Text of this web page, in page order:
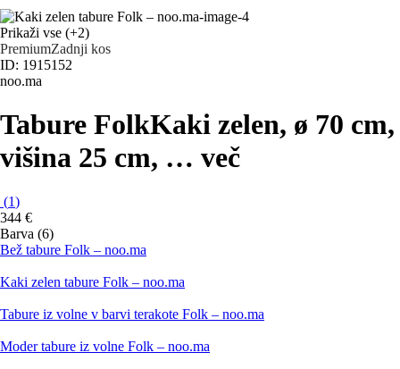
Prikaži vse (+2)
PremiumZadnji kos
ID: 1915152
noo.ma
Tabure FolkKaki zelen, ø 70 cm,
višina 25 cm, … več
(1)
344 €
Barva (6)
Bež tabure Folk – noo.ma
Kaki zelen tabure Folk – noo.ma
Tabure iz volne v barvi terakote Folk – noo.ma
Moder tabure iz volne Folk – noo.ma